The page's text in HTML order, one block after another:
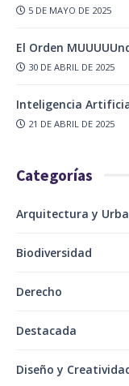
5 DE MAYO DE 2025
El Orden
30 DE ABRIL DE 2025
Inteligencia
21 DE ABRIL DE 2025
Categorías
Arquitectura y
Biodiversidad
Derecho
Destacada
Diseño y